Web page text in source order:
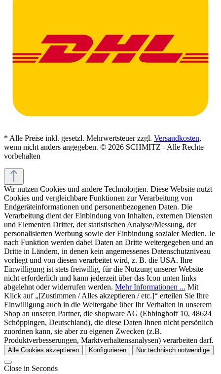
* Alle Preise inkl. gesetzl. Mehrwertsteuer zzgl. Versandkosten,
wenn nicht anders angegeben. © 2026 SCHMITZ - Alle Rechte
vorbehalten
Wir nutzen Cookies und andere Technologien. Diese Website nutzt
Cookies und vergleichbare Funktionen zur Verarbeitung von
Endgeräteinformationen und personenbezogenen Daten. Die
Verarbeitung dient der Einbindung von Inhalten, externen Diensten
und Elementen Dritter, der statistischen Analyse/Messung, der
personalisierten Werbung sowie der Einbindung sozialer Medien. Je
nach Funktion werden dabei Daten an Dritte weitergegeben und an
Dritte in Ländern, in denen kein angemessenes Datenschutzniveau
vorliegt und von diesen verarbeitet wird, z. B. die USA. Ihre
Einwilligung ist stets freiwillig, für die Nutzung unserer Website
nicht erforderlich und kann jederzeit über das Icon unten links
abgelehnt oder widerrufen werden. Mehr Informationen ... Mit
Klick auf „[Zustimmen / Alles akzeptieren / etc.]“ erteilen Sie Ihre
Einwilligung auch in die Weitergabe über Ihr Verhalten in unserem
Shop an unseren Partner, die shopware AG (Ebbinghoff 10, 48624
Schöppingen, Deutschland), die diese Daten Ihnen nicht persönlich
zuordnen kann, sie aber zu eigenen Zwecken (z.B.
Produktverbesserungen, Marktverhaltensanalysen) verarbeiten darf.
Alle Cookies akzeptieren Konfigurieren Nur technisch notwendige
Close in Seconds